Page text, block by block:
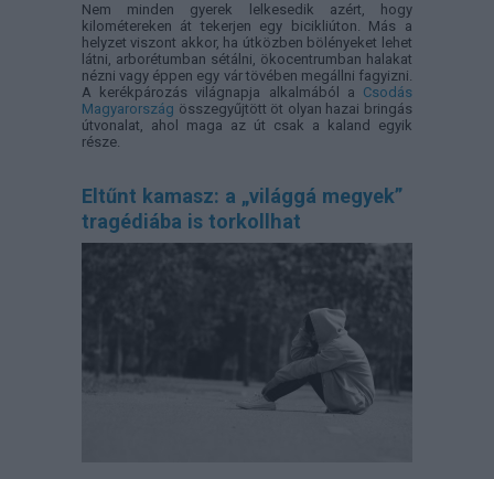
Nem minden gyerek lelkesedik azért, hogy
kilométereken át tekerjen egy bicikliúton. Más a
helyzet viszont akkor, ha útközben bölényeket lehet
látni, arborétumban sétálni, ökocentrumban halakat
nézni vagy éppen egy vár tövében megállni fagyizni.
A kerékpározás világnapja alkalmából a Csodás
Magyarország összegyűjtött öt olyan hazai bringás
útvonalat, ahol maga az út csak a kaland egyik
része.
Eltűnt kamasz: a „világgá megyek”
tragédiába is torkollhat